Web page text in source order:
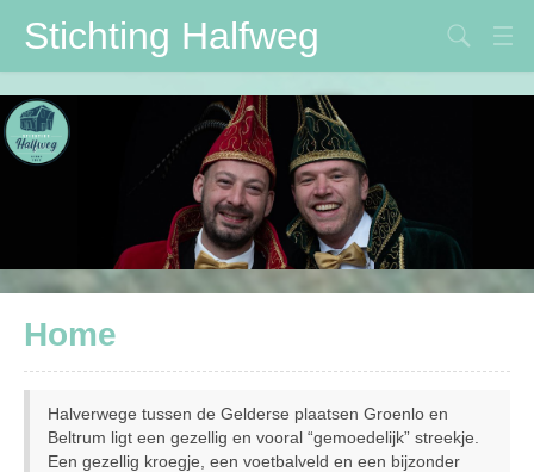
Stichting Halfweg
Stichting Halfweg
Volksfeestvereniging
Verbouwing
Contactpersonen
Home
Halverwege tussen de Gelderse plaatsen Groenlo en
Beltrum ligt een gezellig en vooral “gemoedelijk” streekje.
Een gezellig kroegje, een voetbalveld en een bijzonder